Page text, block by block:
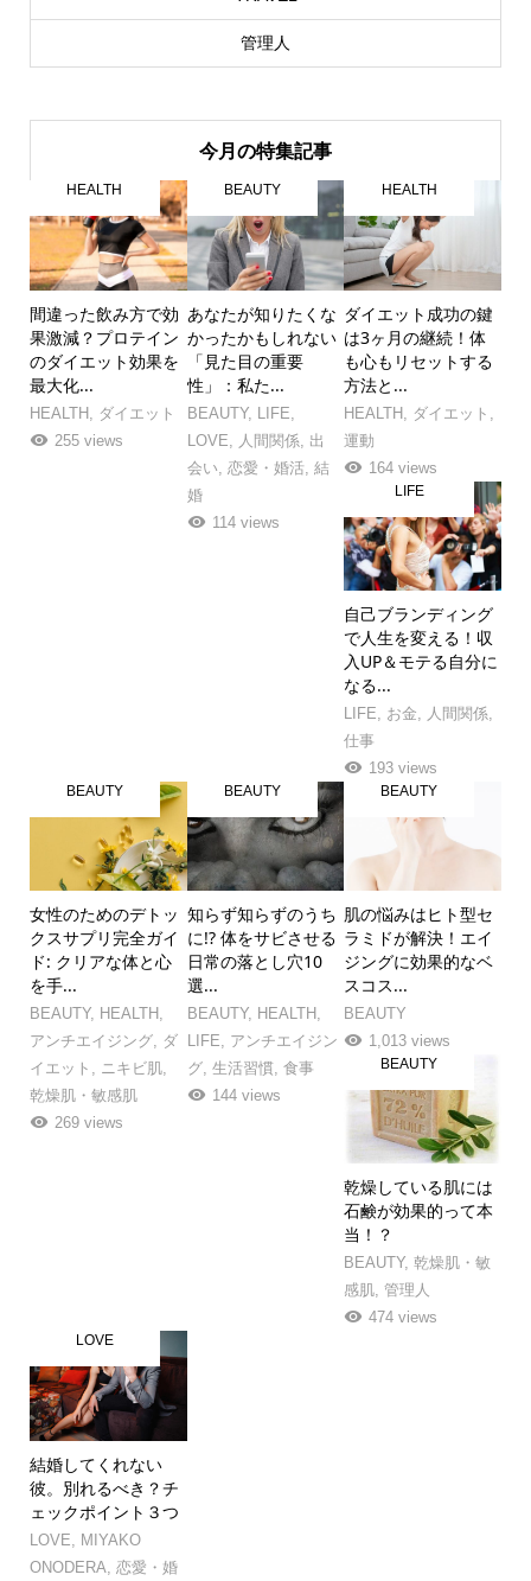
管理人
今月の特集記事
間違った飲み方で効
果激減？プロテイン
のダイエット効果を
最大化...
HEALTH,
ダイエット
255 views
HEALTH
あなたが知りたくな
かったかもしれない
「見た目の重要
性」：私た...
BEAUTY, LIFE
LOVE
人間関係
出
会い 恋愛・婚活, 結
婚
114 views
BEAUTY
ダイエット成功の鍵
は3ヶ月の継続！体
も心もリセットする
方法と...
HEALTH ダイエット
運動
164 views
HEALTH
自己ブランディング
で人生を変える！収
入UP＆モテる自分に
なる...
LIFE お金 人間関係
仕事
193 views
LIFE
女性のためのデトッ
クスサプリ完全ガイ
ド: クリアな体と心
を手...
BEAUTY, HEALTH ,
アンチエイジング, ダ
イエット , ニキビ肌,
乾燥肌・敏感肌
269 views
BEAUTY
知らず知らずのうち
に!? 体をサビさせる
日常の落とし穴10
選...
BEAUTY, HEALTH ,
LIFE, アンチエイジン
グ, 生活習慣, 食事
144 views
BEAUTY
肌の悩みはヒト型セ
ラミドが解決！エイ
ジングに効果的なベ
スコス...
BEAUTY
1,013 views
BEAUTY
乾燥している肌には
石鹸が効果的って本
当！？
BEAUTY,乾燥肌・敏
感肌,管理人
474 views
BEAUTY
結婚してくれない
彼。別れるべき？チ
ェックポイント３つ
LOVE
MIYAKO
ONODERA 恋愛・婚
LOVE